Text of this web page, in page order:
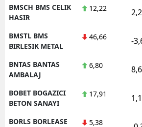
BMSCH BMS CELIK
HASIR
12,22
BMSTL BMS
BIRLESIK METAL
46,66 -
BNTAS BANTAS
AMBALAJ
6,80
BOBET BOGAZICI
BETON SANAYI
17,91
BORLS BORLEASE
5,38